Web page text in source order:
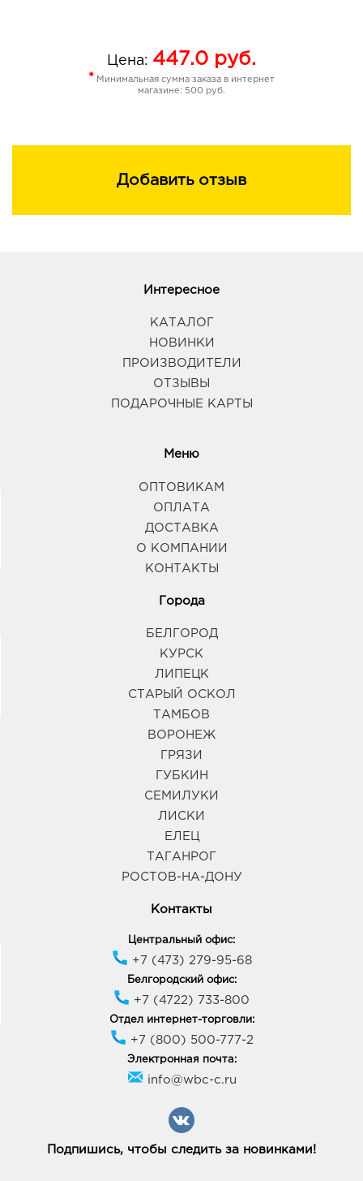
Цена: 447.0 руб.
* Минимальная сумма заказа в интернет
магазине: 500 руб.
Добавить отзыв
Интересное
КАТАЛОГ
НОВИНКИ
ПРОИЗВОДИТЕЛИ
ОТЗЫВЫ
ПОДАРОЧНЫЕ КАРТЫ
Меню
ОПТОВИКАМ
ОПЛАТА
ДОСТАВКА
О КОМПАНИИ
КОНТАКТЫ
Города
БЕЛГОРОД
КУРСК
ЛИПЕЦК
СТАРЫЙ ОСКОЛ
ТАМБОВ
ВОРОНЕЖ
ГРЯЗИ
ГУБКИН
СЕМИЛУКИ
ЛИСКИ
ЕЛЕЦ
ТАГАНРОГ
РОСТОВ-НА-ДОНУ
Контакты
Центральный офис:
+7 (473) 279-95-68
Белгородский офис:
+7 (4722) 733-800
Отдел интернет-торговли:
+7 (800) 500-777-2
Электронная почта:
info@wbc-c.ru
Подпишись, чтобы следить за новинками!